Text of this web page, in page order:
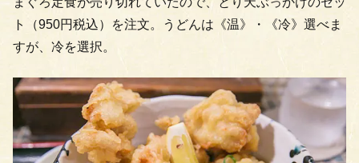
ト（950円税込）を注文。うどんは《温》・《冷》選べま
すが、冷を選択。